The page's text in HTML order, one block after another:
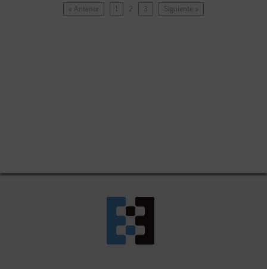
« Anterior 1 2 3 Siguiente »